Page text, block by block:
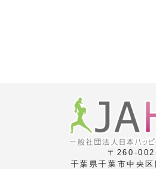
従い、受講者が登録した情報および本
り得た情報を取り扱うものとします。
第7条：講義内容に関する権利および
1．本講座に含まれる一切のノウハウ
リキュラム、講義内容、教材、テキス
真、音声、動画、映像、記録媒体、名
〒260-
千葉県千葉市中央